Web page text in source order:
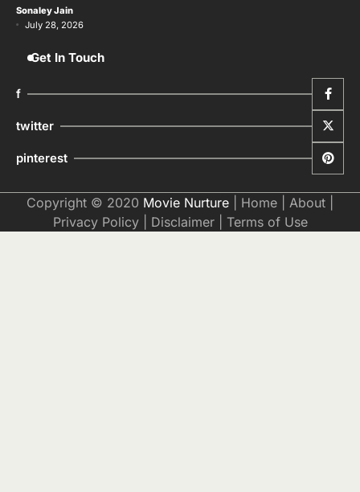
Sonaley Jain
July 28, 2026
Get In Touch
f
twitter
pinterest
Copyright © 2020 Movie Nurture Home About
Privacy Policy| Disclaimer| Terms of Use